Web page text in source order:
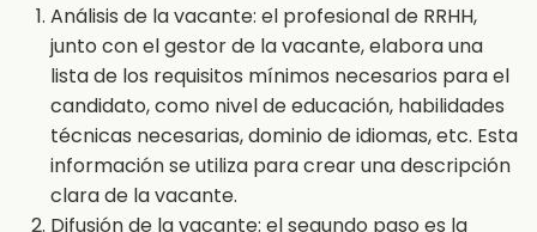
Análisis de la vacante: el profesional de RRHH,
junto con el gestor de la vacante, elabora una
lista de los requisitos mínimos necesarios para el
candidato, como nivel de educación, habilidades
técnicas necesarias, dominio de idiomas, etc. Esta
información se utiliza para crear una descripción
clara de la vacante.
Difusión de la vacante: el segundo paso es la